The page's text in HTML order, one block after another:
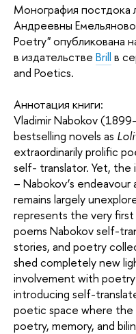
Монография постдока
Андреевны
Poetry" опубликована
в издательстве Вrill в
and Poetics.
Аннотация книги:
Vladimir Nabokov
bestselling novels as
extraordinarily prolific
self- translator. Yet,
– Nabokov’s
remains largely
represents the very
poems Nabokov self-
stories, and poetry
shed completely new
involvement with
introducing self-
poetic space where
poetry, memory, and